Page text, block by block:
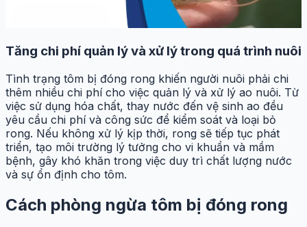
Tăng chi phí quản lý và xử lý trong quá trình nuôi
Tình trạng tôm bị đóng rong khiến người nuôi phải chi
thêm nhiều chi phí cho việc quản lý và xử lý ao nuôi. Từ
việc sử dụng hóa chất, thay nước đến vệ sinh ao đều
yêu cầu chi phí và công sức để kiểm soát và loại bỏ
rong. Nếu không xử lý kịp thời, rong sẽ tiếp tục phát
triển, tạo môi trường lý tưởng cho vi khuẩn và mầm
bệnh, gây khó khăn trong việc duy trì chất lượng nước
và sự ổn định cho tôm.
Cách phòng ngừa tôm bị đóng rong